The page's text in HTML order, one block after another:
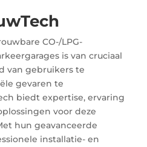
CO-/LPG-
is van cruciaal
van gebruikers te
gevaren te
biedt expertise, ervaring
voor deze
hun geavanceerde
installatie- en